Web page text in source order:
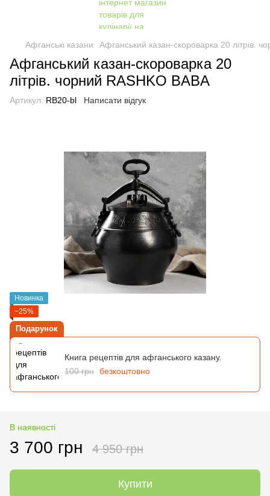
Афганські казани Афганський казан-скороварка 20 літрів.
Афганський казан-скороварка 20
літрів. чорний RASHKO BABA
Артикул: RB20-bl Написати відгук
Новинка
−25%
Подарунок
Книга рецептів для афганського казану.
100 грн безкоштовно
В наявності
3 700 грн 4 950 грн
Купити